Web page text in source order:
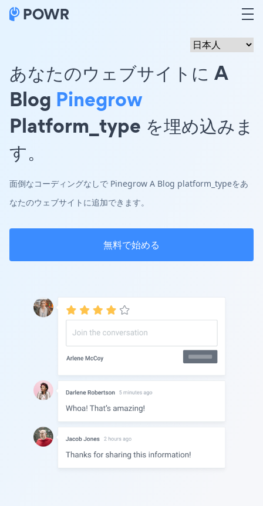
あなたのウェブサイトに A
Blog Pinegrow
Platform_type を埋め込みま
す。
面倒なコーディングなしで Pinegrow A Blog platform_typeをあ
なたのウェブサイトに追加できます。
無料で始める